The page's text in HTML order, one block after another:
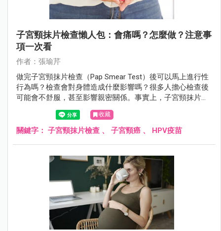
子宮頸抹片檢查懶人包：會痛嗎？怎麼做？注意事
項一次看
作者：張瑜芹
做完子宮頸抹片檢查（Pap Smear Test）後可以馬上進行性
行為嗎？檢查會對身體造成什麼影響嗎？很多人擔心檢查後
可能會不舒服，甚至影響親密關係。事實上，子宮頸抹片雖
然是常規篩檢，但仍可能讓子宮頸變得敏感，甚至有輕微出
血。檢查後應該休息多久？需要特別注意什麼？
收藏
關鍵字： 子宮頸抹片檢查 、 子宮頸癌 、 HPV疫苗